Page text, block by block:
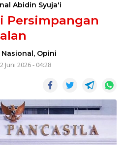
Abidin Syuja'i
Persimpangan
Nasional, Opini
Juni 2026 - 04:28